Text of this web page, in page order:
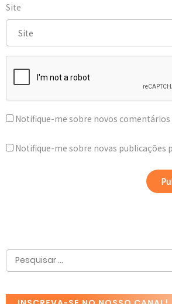
Site
Notifique-me sobre novos
Notifique-me sobre novas publicações